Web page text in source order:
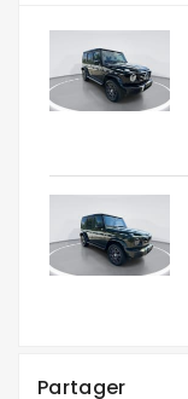
Partager